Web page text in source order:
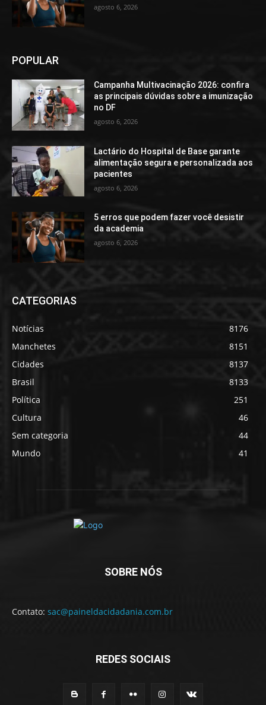
agosto 6, 2026
POPULAR
Campanha Multivacinação 2026: confira
as principais dúvidas sobre a imunização
no DF
agosto 6, 2026
Lactário do Hospital de Base garante
alimentação segura e personalizada aos
pacientes
agosto 6, 2026
5 erros que podem fazer você desistir
da academia
agosto 6, 2026
CATEGORIAS
Notícias
8176
Manchetes
8151
Cidades
8137
Brasil
8133
Política
251
Cultura
46
Sem categoria
44
Mundo
41
SOBRE NÓS
Contato: sac@paineldacidadania.com.br
REDES SOCIAIS